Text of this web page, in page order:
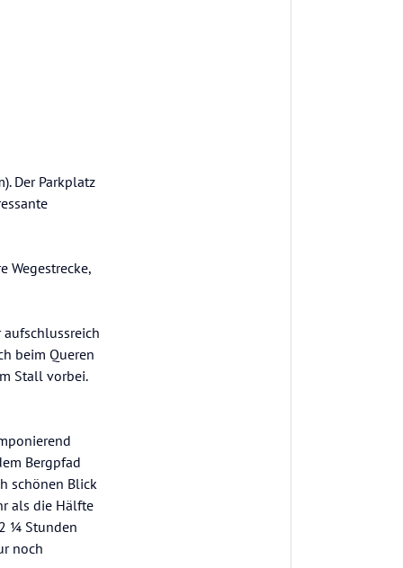
Der Parkplatz
Wegestrecke,
beim Queren
Stall vorbei.
Bergpfad
schönen Blick
als die Hälfte
¼ Stunden
noch